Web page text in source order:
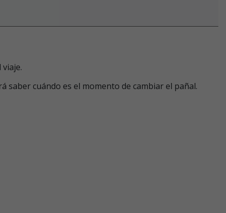
cuándo es el momento de cambiar el pañal.